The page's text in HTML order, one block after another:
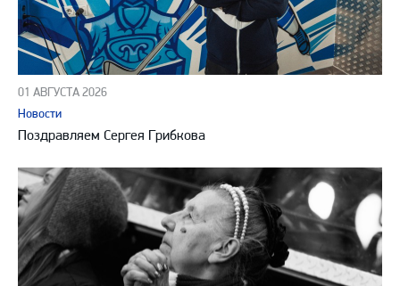
01 АВГУСТА 2026
Новости
Поздравляем Сергея Грибкова